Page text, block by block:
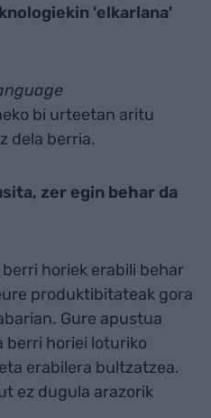
'elkarlana'
bi urteetan aritu
dela berria.
zer egin behar da
horiek erabili behar
produktibitateak gora
Gure apustua
berri horiei loturiko
erabilera bultzatzea.
ez dugula arazorik